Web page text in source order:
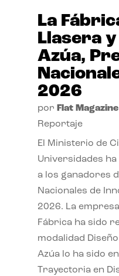
La
Llasera
Azúa,
2026
por Flat Magazine
Reportaje
El Ministerio de
Universidades
a los ganadores
Nacionales de
2026. La
Fábrica ha sido
modalidad
Azúa lo ha sido
Trayectoria en